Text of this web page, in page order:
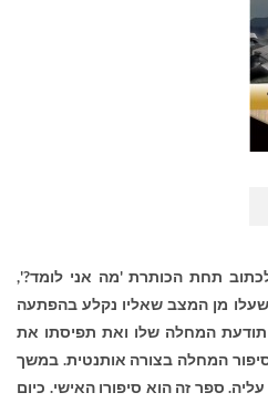
תחת הכותרת 'מה אני לומד?',
מן המצב שאליו נקלע בהפתעה
המחלה שלו ואת תפיסתו את
המחלה בצורה אותנטית. במשך
ספר זה הוא סיפורו האישי. כיום